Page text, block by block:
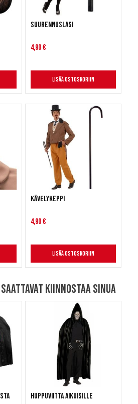
Suurennuslasi
4,90 €
Lisää ostoskoriin
Kävelykeppi
4,90 €
Lisää ostoskoriin
kiinnostaa sinua
Huppuviitta aikuisille